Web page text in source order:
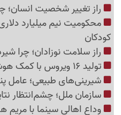
راز تغییر شخصیت انسان؛
محکومیت نیم میلیارد
کودکان
راز سلامت نوزادان؛ چرا
تولید 16 ویروس با کمک هوش مصنوعی!
شیرینی‌های طبیعی؛ عامل
سازمان ملل؛ چشم‌انتظار